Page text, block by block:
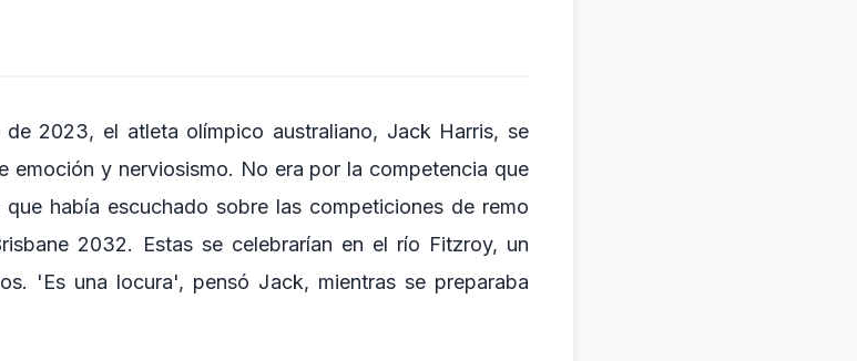
2023, el atleta olímpico australiano, Jack Harris, se
emoción y nerviosismo. No era por la competencia que
había escuchado sobre las competiciones de remo
2032. Estas se celebrarían en el río Fitzroy, un
'Es una locura', pensó Jack, mientras se preparaba